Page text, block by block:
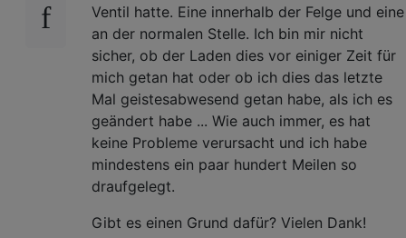
Ventil hatte. Eine innerhalb der Felge und eine
an der normalen Stelle. Ich bin mir nicht
sicher, ob der Laden dies vor einiger Zeit für
mich getan hat oder ob ich dies das letzte
Mal geistesabwesend getan habe, als ich es
geändert habe ... Wie auch immer, es hat
keine Probleme verursacht und ich habe
mindestens ein paar hundert Meilen so
draufgelegt.
Gibt es einen Grund dafür? Vielen Dank!